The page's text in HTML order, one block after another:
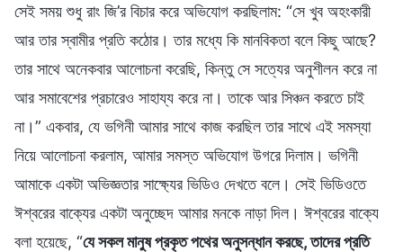
সেই সময় শুধু রাং জি’র বিচার করে অভিযোগ করছিলাম: “সে খুব অহংকারী
আর তার স্বামীর প্রতি কঠোর। তার মধ্যে কি মানবিকতা বলে কিছু আছে?
তার সাথে অনেকবার আলোচনা করেছি, কিন্তু সে সত্যের অনুশীলন করে না
আর সমাবেশের প্রচারেও সাহায্য করে না। তাকে আর সিঞ্চন করতে চাই
না।” একবার, যে ভগিনী আমার সাথে কাজ করছিল তার সাথে এই সমস্যা
নিয়ে আলোচনা করলাম, আমার সমস্ত অভিযোগ উগরে দিলাম। ভগিনী
আমাকে একটা অভিজ্ঞতার সাক্ষ্যের ভিডিও দেখতে বলে। সেই ভিডিওতে
ঈশ্বরের বাক্যের একটা অনুচ্ছেদ আমার মনকে নাড়া দিল। ঈশ্বরের বাক্যে
বলা হয়েছে, “যে সকল মানুষ প্রকৃত পথের অনুসন্ধান করছে, তাদের প্রতি